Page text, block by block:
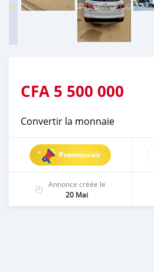
CFA 5 500 000
Convertir la monnaie
Promouvoir
Annonce créée le
20 Mai